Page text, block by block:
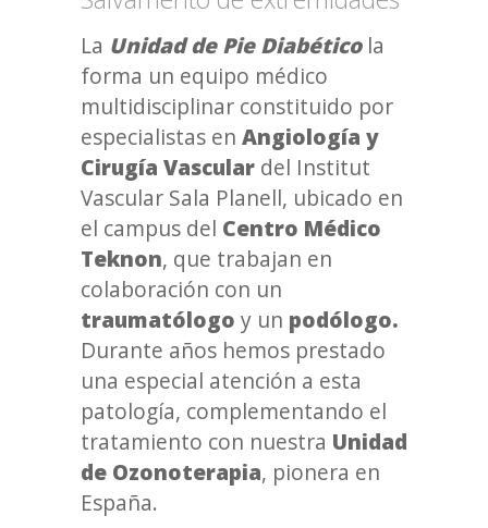
La Unidad de Pie Diabéticola
forma un equipo médico
multidisciplinar constituido por
especialistas en Angiología y
Cirugía Vascular del Institut
Vascular Sala Planell, ubicado en
el campus del Centro Médico
Teknon, que trabajan en
colaboración con un
traumatólogo y un podólogo.
Durante años hemos prestado
una especial atención a esta
patología, complementando el
tratamiento con nuestra Unidad
de Ozonoterapia, pionera en
España.